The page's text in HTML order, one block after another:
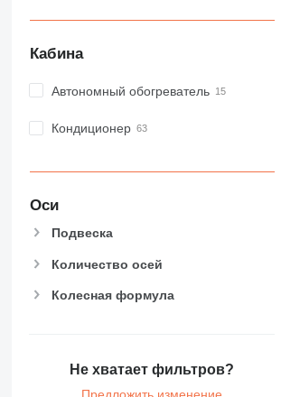
Кабина
Автономный обогреватель
Кондиционер
Оси
Подвеска
Количество осей
Колесная формула
Не хватает фильтров?